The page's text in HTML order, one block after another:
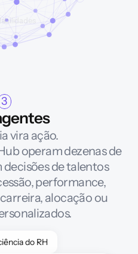
3
vira ação.
operam dezenas de
de talentos
performance,
alocação ou
do RH